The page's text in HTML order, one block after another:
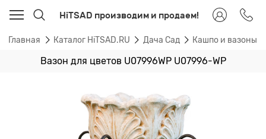
HiTSAD производим и продаем!
Главная Каталог HiTSAD.RU Дача Сад Кашпо и вазоны
Вазон для цветов U07996WP U07996-WP